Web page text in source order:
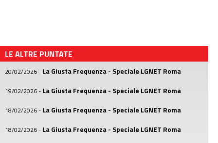
LE ALTRE PUNTATE
20/02/2026- La Giusta Frequenza - Speciale LGNET Roma
19/02/2026- La Giusta Frequenza - Speciale LGNET Roma
18/02/2026- La Giusta Frequenza - Speciale LGNET Roma
18/02/2026- La Giusta Frequenza - Speciale LGNET Roma